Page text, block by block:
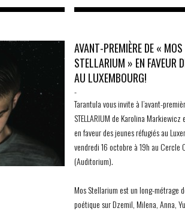
AVANT-PREMIÈRE DE « MOS
STELLARIUM » EN FAVEUR
AU LUXEMBOURG!
-
Tarantula vous invite à l’avant-
STELLARIUM de Karolina Markiewicz
en faveur des jeunes réfugiés au
vendredi 16 octobre à 19h au Cercle
(Auditorium).
Mos Stellarium est un long-métrage
poétique sur Dzemil, Milena, Anna,